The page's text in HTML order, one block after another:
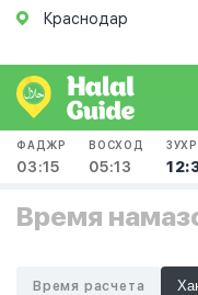
Краснодар
ФАДЖР
03:15
ВОСХОД
05:13
ЗУХР
Время
Время расчета